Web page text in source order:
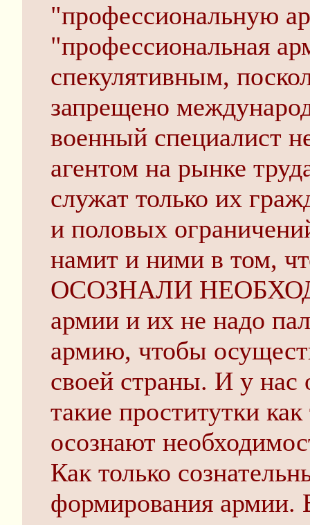
"профессиональную
"профессиональная
спекулятивным,
запрещено
военный специалист
агентом на рынке
служат только их
и половых
намит и ними в том,
ОСОЗНАЛИ
армии и их не надо
армию, чтобы
своей страны. И у нас
такие проститутки
осознают
Как только
формирования армии.